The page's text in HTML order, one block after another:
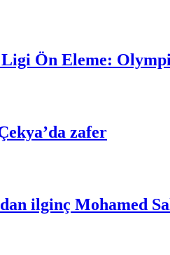
Ön Eleme:
zafer
ilginç Mohamed